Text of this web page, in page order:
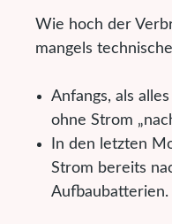
Wie hoch der
mangels
Anfangs, als
ohne Strom
In den letzten
Strom bereits
Aufbaubatterien.